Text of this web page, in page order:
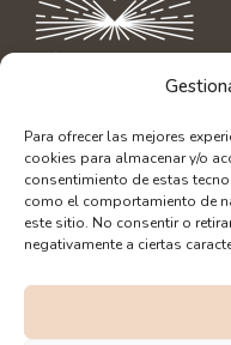
Para ofrecer las mejores
cookies para almacenar y/o
consentimiento de estas
como el comportamiento de
este sitio. No consentir o
negativamente a ciertas
Diseño Web: SerLibreMente
Fotografía: Alberto Bacete